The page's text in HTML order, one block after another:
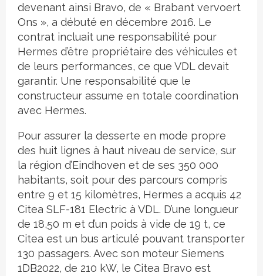
devenant ainsi Bravo, de « Brabant vervoert
Ons », a débuté en décembre 2016. Le
contrat incluait une responsabilité pour
Hermes d’être propriétaire des véhicules et
de leurs performances, ce que VDL devait
garantir. Une responsabilité que le
constructeur assume en totale coordination
avec Hermes.
Pour assurer la desserte en mode propre
des huit lignes à haut niveau de service, sur
la région d’Eindhoven et de ses 350 000
habitants, soit pour des parcours compris
entre 9 et 15 kilomètres, Hermes a acquis 42
Citea SLF-181 Electric à VDL. D’une longueur
de 18,50 m et d’un poids à vide de 19 t, ce
Citea est un bus articulé pouvant transporter
130 passagers. Avec son moteur Siemens
1DB2022, de 210 kW, le Citea Bravo est